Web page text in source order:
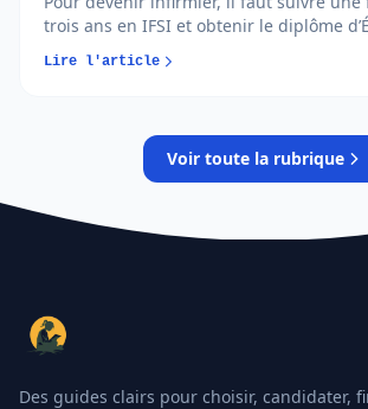
trois ans en IFSI et obtenir le diplôme
via Parcoursup ou en reconversion.
salaires et débouchés : l’essentiel pour
Lire l'article
Voir toute la rubrique
Des guides clairs pour choisir, candidater,